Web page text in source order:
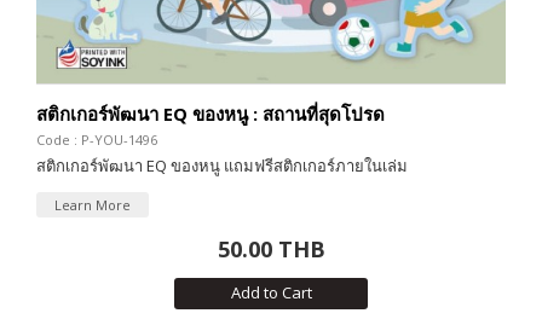
สติกเกอร์พัฒนา EQ ของหนู : สถานที่สุดโปรด
Code : P-YOU-1496
สติกเกอร์พัฒนา EQ ของหนู แถมฟรีสติกเกอร์ภายในเล่ม
Learn More
50.00 THB
Add to Cart